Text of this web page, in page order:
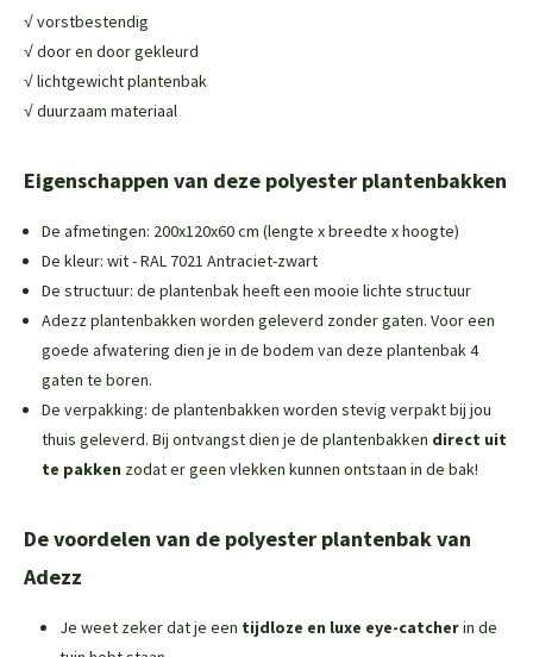
√ vorstbestendig
√ door en door gekleurd
√ lichtgewicht plantenbak
√ duurzaam materiaal
Eigenschappen van deze polyester plantenbakken
De afmetingen: 200x120x60 cm (lengte x breedte x hoogte)
De kleur: wit - RAL 7021 Antraciet-zwart
De structuur: de plantenbak heeft een mooie lichte structuur
Adezz plantenbakken worden geleverd zonder gaten. Voor een
goede afwatering dien je in de bodem van deze plantenbak 4
gaten te boren.
De verpakking: de plantenbakken worden stevig verpakt bij jou
thuis geleverd. Bij ontvangst dien je de plantenbakken direct uit
te pakken zodat er geen vlekken kunnen ontstaan in de bak!
De voordelen van de polyester plantenbak van
Adezz
Je weet zeker dat je een tijdloze en luxe eye-catcherin de